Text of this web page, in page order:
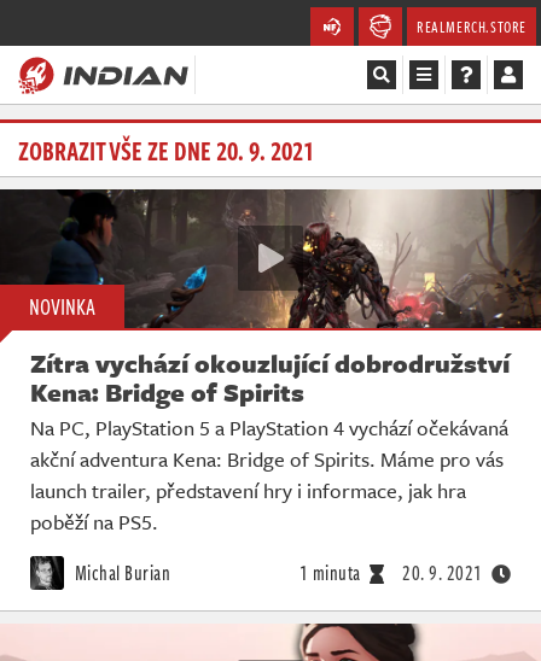
REALMERCH.STORE
Magazín
Recenze
Videa
Soutěže
Databáze
Komunita
Redakce
Živě
ZOBRAZIT VŠE ZE DNE 20. 9. 2021
NOVINKA
Zítra vychází okouzlující dobrodružství
Kena: Bridge of Spirits
Na PC, PlayStation 5 a PlayStation 4 vychází očekávaná
akční adventura Kena: Bridge of Spirits. Máme pro vás
launch trailer, představení hry i informace, jak hra
poběží na PS5.
Michal Burian 1 minuta 20. 9. 2021